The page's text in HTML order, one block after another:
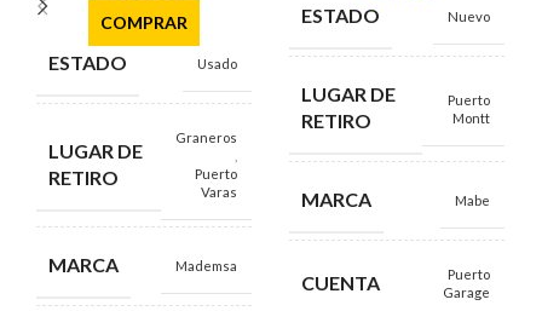
COMPRAR
ESTADO Usado
LUGAR DE
RETIRO
Graneros
Puerto
Varas
MARCA Mademsa
ESTADO Nuevo
LUGAR DE
RETIRO
Puerto
Montt
MARCA Mabe
CUENTA
Puerto
Garage